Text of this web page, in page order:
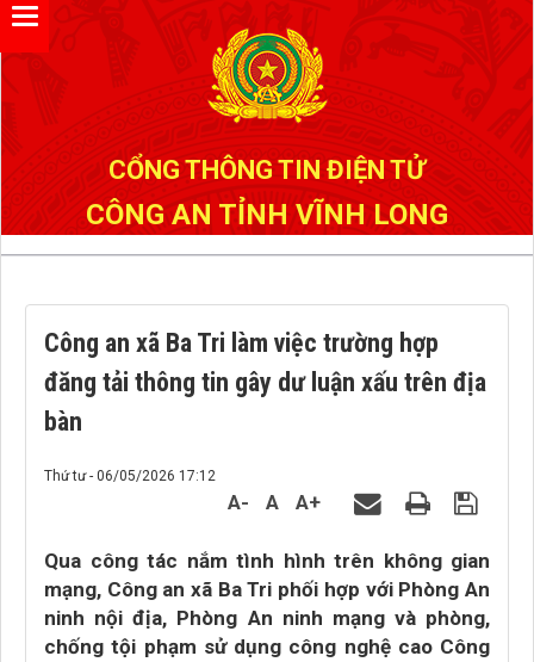
CỔNG THÔNG TIN ĐIỆN TỬ
CÔNG AN TỈNH VĨNH LONG
Công an xã Ba Tri làm việc trường hợp
đăng tải thông tin gây dư luận xấu trên địa
bàn
Thứ tư - 06/05/2026 17:12
A- A A+
Qua công tác nắm tình hình trên không gian
mạng, Công an xã Ba Tri phối hợp với Phòng An
ninh nội địa, Phòng An ninh mạng và phòng,
chống tội phạm sử dụng công nghệ cao Công